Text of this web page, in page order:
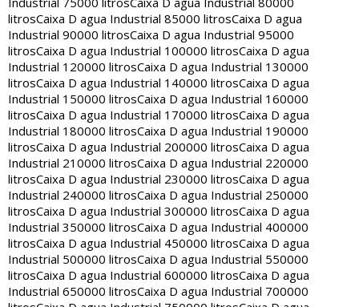
litrosCaixa D agua Industrial 85000 litrosCaixa D agua
Industrial 90000 litrosCaixa D agua Industrial 95000
litrosCaixa D agua Industrial 100000 litrosCaixa D agua
Industrial 120000 litrosCaixa D agua Industrial 130000
litrosCaixa D agua Industrial 140000 litrosCaixa D agua
Industrial 150000 litrosCaixa D agua Industrial 160000
litrosCaixa D agua Industrial 170000 litrosCaixa D agua
Industrial 180000 litrosCaixa D agua Industrial 190000
litrosCaixa D agua Industrial 200000 litrosCaixa D agua
Industrial 210000 litrosCaixa D agua Industrial 220000
litrosCaixa D agua Industrial 230000 litrosCaixa D agua
Industrial 240000 litrosCaixa D agua Industrial 250000
litrosCaixa D agua Industrial 300000 litrosCaixa D agua
Industrial 350000 litrosCaixa D agua Industrial 400000
litrosCaixa D agua Industrial 450000 litrosCaixa D agua
Industrial 500000 litrosCaixa D agua Industrial 550000
litrosCaixa D agua Industrial 600000 litrosCaixa D agua
Industrial 650000 litrosCaixa D agua Industrial 700000